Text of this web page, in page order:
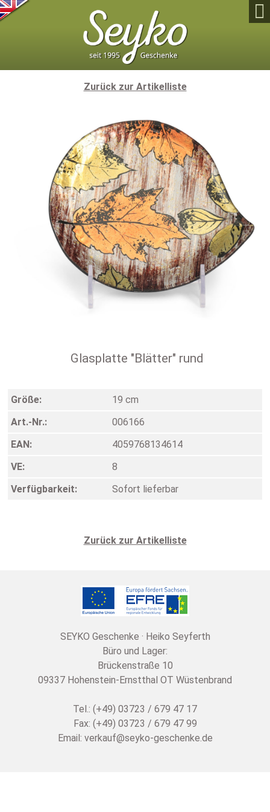

Zurück zur Artikelliste
Glasplatte "Blätter" rund
Größe:
19 cm
Art.-Nr.:
006166
EAN:
4059768134614
VE:
8
Verfügbarkeit:
Sofort lieferbar
Zurück zur Artikelliste
SEYKO Geschenke · Heiko Seyferth
Büro und Lager:
Brückenstraße 10
09337 Hohenstein-Ernstthal OT Wüstenbrand
Tel.: (+49) 03723 / 679 47 17
Fax: (+49) 03723 / 679 47 99
Email: verkauf@seyko-geschenke.de